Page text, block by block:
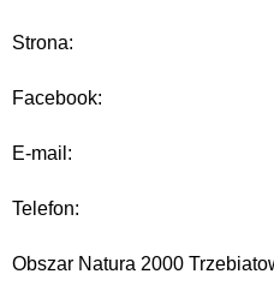
Strona:
Facebook:
E-mail:
Telefon:
Obszar Natura 2000